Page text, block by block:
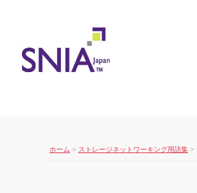
ホーム > ストレージネットワーキング用語集 >